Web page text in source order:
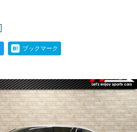
ブックマーク